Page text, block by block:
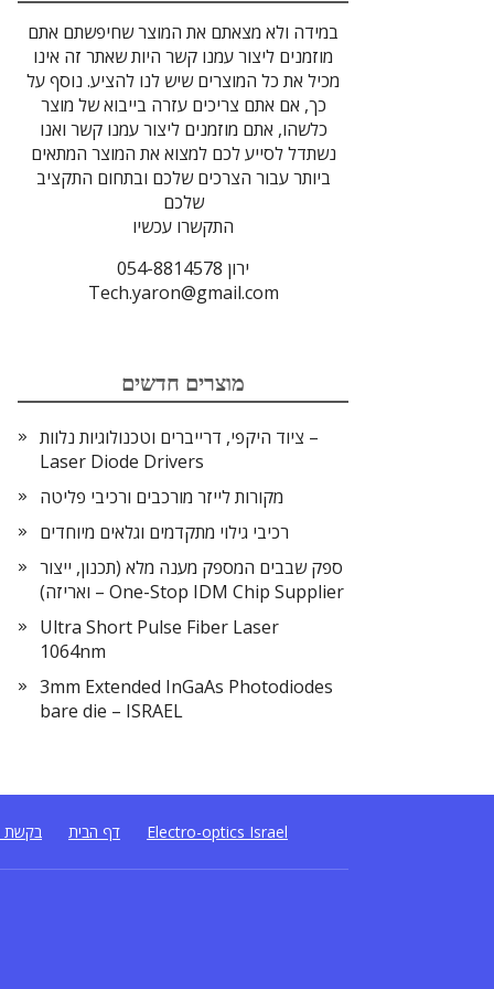
במידה ולא מצאתם את המוצר שחיפשתם אתם
מוזמנים ליצור עמנו קשר היות שאתר זה אינו
מכיל את כל המוצרים שיש לנו להציע. נוסף על
כך, אם אתם צריכים עזרה בייבוא של מוצר
כלשהו, אתם מוזמנים ליצור עמנו קשר ואנו
נשתדל לסייע לכם למצוא את המוצר המתאים
ביותר עבור הצרכים שלכם ובתחום התקציב
שלכם
התקשרו עכשיו
ירון 054-8814578
Tech.yaron@gmail.com
מוצרים חדשים
ציוד היקפי, דרייברים וטכנולוגיות נלוות –
Laser Diode Drivers
מקורות לייזר מורכבים ורכיבי פליטה
רכיבי גילוי מתקדמים וגלאים מיוחדים
ספק שבבים המספק מענה מלא (תכנון, ייצור
ואריזה) – One-Stop IDM Chip Supplier
Ultra Short Pulse Fiber Laser
1064nm
3mm Extended InGaAs Photodiodes
bare die – ISRAEL
בקשת דף הבית Electro-optics Israel